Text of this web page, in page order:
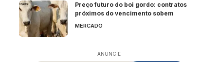
Preço futuro do boi gordo: contratos
próximos do vencimento sobem
MERCADO
- ANUNCIE -